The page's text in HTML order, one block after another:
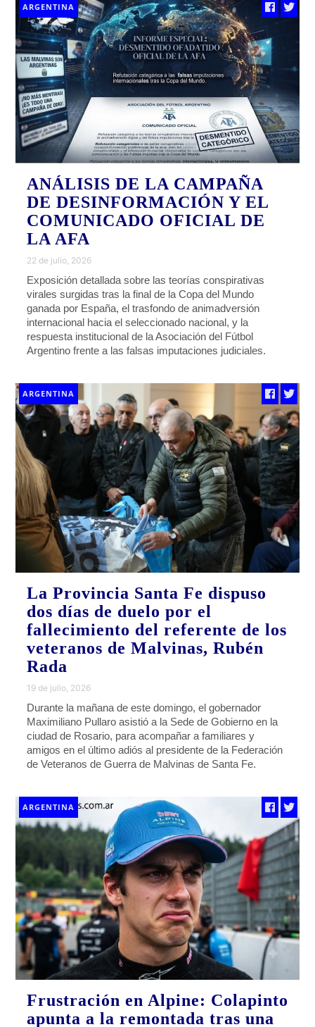
ARGENTINA
ANÁLISIS DE LA CAMPAÑA
DE DESINFORMACIÓN Y EL
COMUNICADO OFICIAL DE
LA AFA
22 de julio, 2026
Exposición detallada sobre las teorías conspirativas
virales surgidas tras la final de la Copa del Mundo
ganada por España, el trasfondo de animadversión
internacional hacia el seleccionado nacional, y la
respuesta institucional de la Asociación del Fútbol
Argentino frente a las falsas imputaciones judiciales.
ARGENTINA
La Provincia Santa Fe dispuso
dos días de duelo por el
fallecimiento del referente de los
veteranos de Malvinas, Rubén
Rada
19 de julio, 2026
Durante la mañana de este domingo, el gobernador
Maximiliano Pullaro asistió a la Sede de Gobierno en la
ciudad de Rosario, para acompañar a familiares y
amigos en el último adiós al presidente de la Federación
de Veteranos de Guerra de Malvinas de Santa Fe.
ARGENTINA
Frustración en Alpine: Colapinto
apunta a la remontada tras una